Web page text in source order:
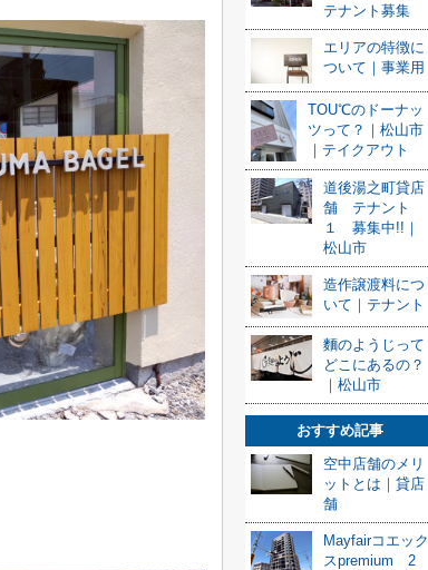
テナント募集
エリアの特徴に
ついて｜事業用
TOU℃のドーナッ
ツって？｜松山市
｜テイクアウト
道後湯之町貸店
舗 テナント
１ 募集中!!｜
松山市
造作譲渡料につ
いて｜テナント
麵のようじって
どこにあるの？
｜松山市
おすすめ記事
空中店舗のメリ
ットとは｜貸店
舗
Mayfairコエック
スpremium 2